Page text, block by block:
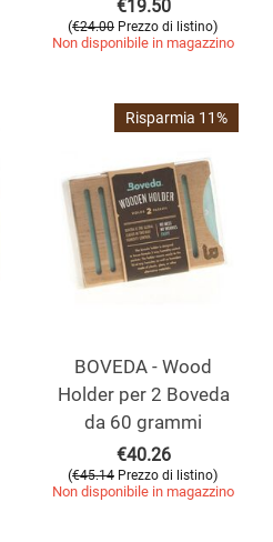
€19.50
(€24.00 Prezzo di listino)
Non disponibile in magazzino
Risparmia 11%
BOVEDA - Wood
Holder per 2 Boveda
da 60 grammi
€40.26
(€45.14 Prezzo di listino)
Non disponibile in magazzino